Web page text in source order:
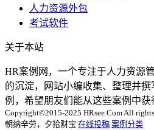
人力资源外包
考试软件
关于本站
HR案例网，一个专注于人力资源
的沉淀，网站小编收集、整理并
例，希望朋友们能从这些案例中获
Copyright©2015-2025 HRsee.Com All
朝纳辛劳，夕拾财宝 在线投稿 案例分类